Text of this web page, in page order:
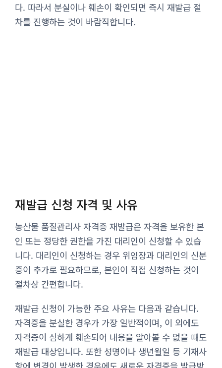
다. 따라서 분실이나 훼손이 확인되면 즉시 재발급 절
차를 진행하는 것이 바람직합니다.
재발급 신청 자격 및 사유
농산물 품질관리사 자격증 재발급은 자격을 보유한 본
인 또는 정당한 권한을 가진 대리인이 신청할 수 있습
니다. 대리인이 신청하는 경우 위임장과 대리인의 신분
증이 추가로 필요하므로, 본인이 직접 신청하는 것이
절차상 간편합니다.
재발급 신청이 가능한 주요 사유는 다음과 같습니다.
자격증을 분실한 경우가 가장 일반적이며, 이 외에도
자격증이 심하게 훼손되어 내용을 알아볼 수 없을 때도
재발급 대상입니다. 또한 성명이나 생년월일 등 기재사